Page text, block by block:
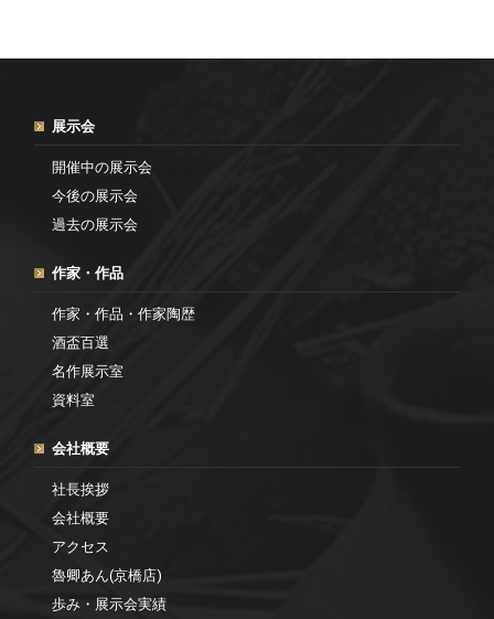
展示会
開催中の展示会
今後の展示会
過去の展示会
作家・作品
作家・作品・作家陶歴
酒盃百選
名作展示室
資料室
会社概要
社長挨拶
会社概要
アクセス
魯卿あん(京橋店)
歩み・展示会実績